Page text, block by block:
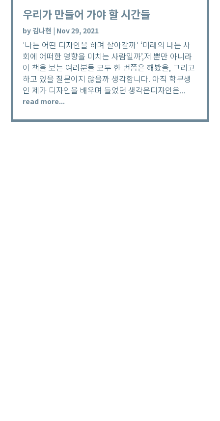
우리가 만들어 가야 할 시간들
by김나현 | Nov 29, 2021
'나는 어떤 디자인을 하며 살아갈까' ‘미래의 나는 사
회에 어떠한 영향을 미치는 사람일까’,저 뿐만 아니라
이 책을 보는 여러분들 모두 한 번쯤은 해봤을, 그리고
하고 있을 질문이지 않을까 생각합니다. 아직 학부생
인 제가 디자인을 배우며 들었던 생각은디자인은...
read more...